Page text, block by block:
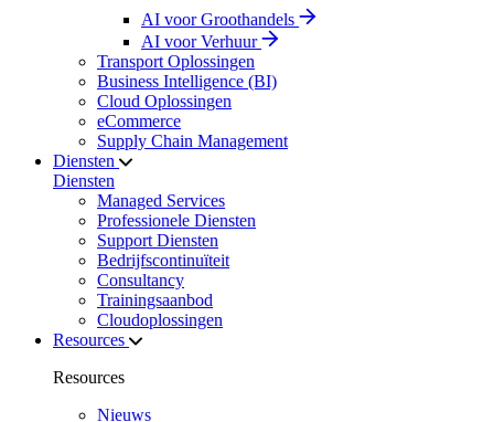
AI voor Groothandels
AI voor Verhuur
Transport Oplossingen
Business Intelligence (BI)
Cloud Oplossingen
eCommerce
Supply Chain Management
Diensten
Diensten
Managed Services
Professionele Diensten
Support Diensten
Bedrijfscontinuïteit
Consultancy
Trainingsaanbod
Cloudoplossingen
Resources
Resources
Nieuws